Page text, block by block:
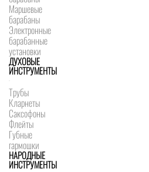
Маршевые
барабаны
Электронные
барабанные
установки
ДУХОВЫЕ
ИНСТРУМЕНТЫ
Трубы
Кларнеты
Саксофоны
Флейты
Губные
гармошки
НАРОДНЫЕ
ИНСТРУМЕНТЫ